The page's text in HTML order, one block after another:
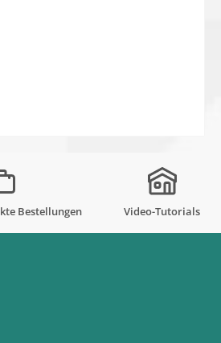
Bestellungen Video-Tutorials